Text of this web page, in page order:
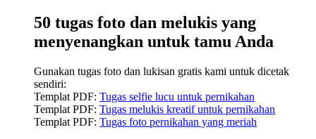
50 tugas foto dan melukis yang
menyenangkan untuk tamu Anda
Gunakan tugas foto dan lukisan gratis kami untuk dicetak
sendiri:
Templat PDF: Tugas selfie lucu untuk pernikahan
Templat PDF: Tugas melukis kreatif untuk pernikahan
Templat PDF: Tugas foto pernikahan yang meriah